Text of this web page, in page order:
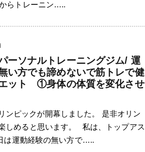
らトレーニン…..
ソナルトレーニングジム/ 運
い方でも諦めないで筋トレで健
ット ①身体の体質を変化させ
ンピックが開幕しました。 是非オリン
しめると思います。 私は、トップアス
は運動経験の無い方で…..